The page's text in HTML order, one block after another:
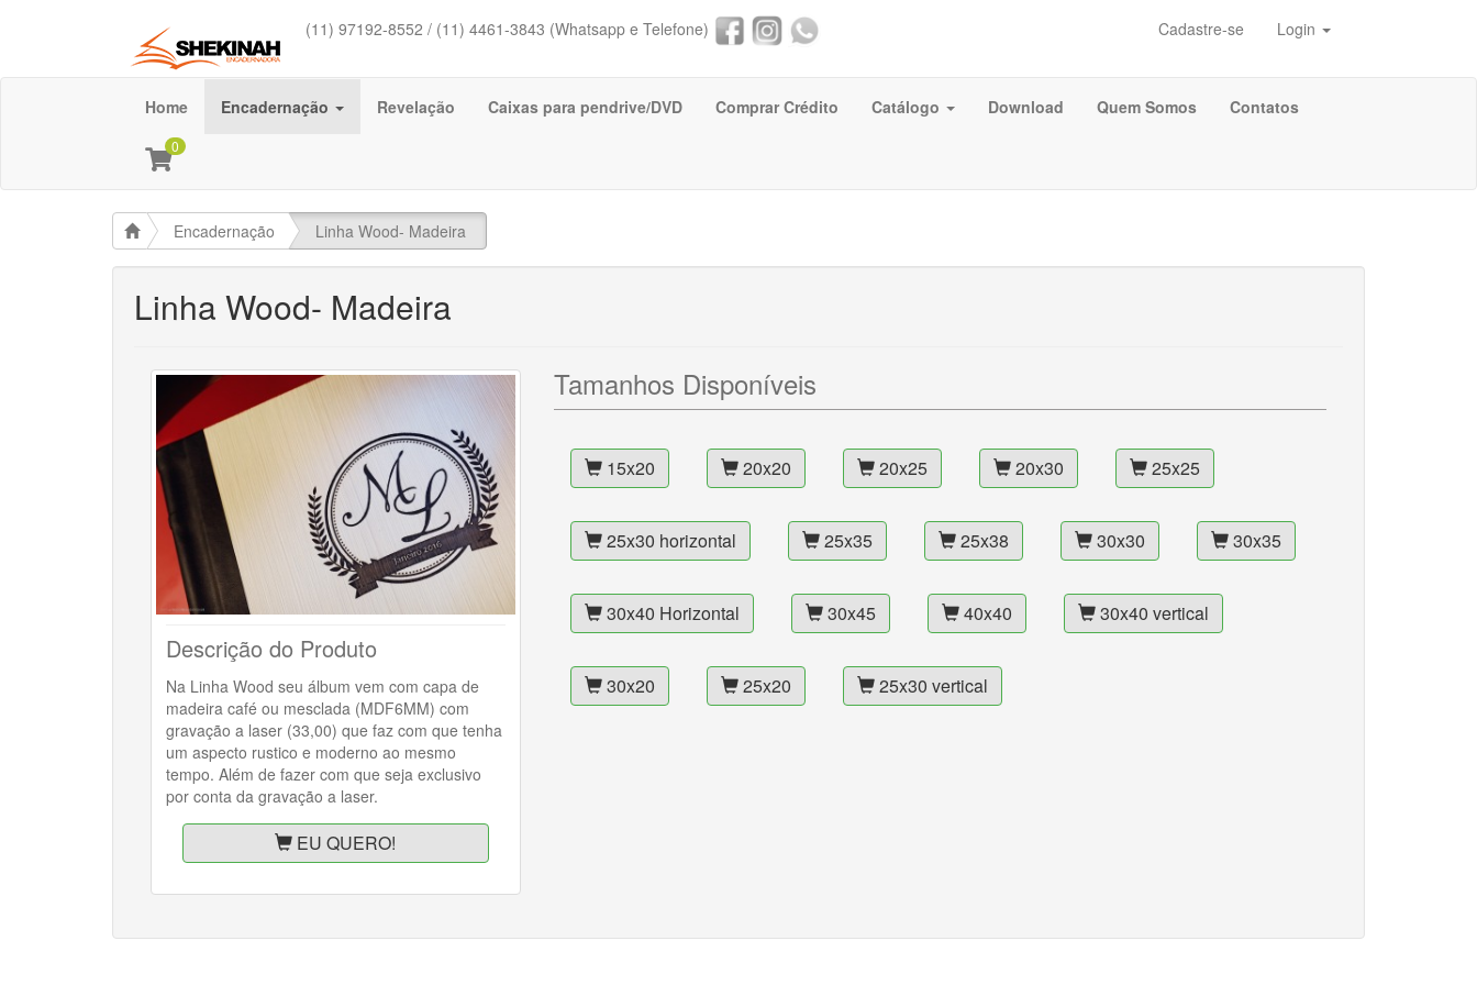
(11) 97192-8552 / (11) 4461-3843 (Whatsapp e Telefone) Cadastre-se Login
Home Encadernação Revelação Caixas para pendrive/DVD Comprar Crédito Catálogo Download Quem Somos Contatos
0
Encadernação Linha Wood- Madeira
Linha Wood- Madeira
Descrição do Produto
Na Linha Wood seu álbum vem com capa de
madeira café ou mesclada (MDF6MM) com
gravação a laser (33,00) que faz com que tenha
um aspecto rustico e moderno ao mesmo
tempo. Além de fazer com que seja exclusivo
por conta da gravação a laser.
EU QUERO!
Tamanhos Disponíveis
15x20 20x20 20x25 20x30 25x25
25x30 horizontal 25x35 25x38 30x30 30x35
30x40 Horizontal 30x45 40x40 30x40 vertical
30x20 25x20 25x30 vertical